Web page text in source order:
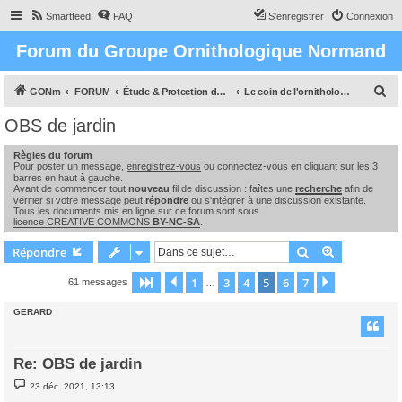
Smartfeed FAQ Connexion
S’enregistrer
Forum du Groupe Ornithologique Normand
GONm FORUM Étude & Protection des Oiseaux et de leurs milieux en Normandie Le coin de l'ornithologue : observations, études & enquêtes
OBS de jardin
Règles du forum
Pour poster un message, enregistrez-vous ou connectez-vous en cliquant sur les 3
barres en haut à gauche.
Avant de commencer tout nouveau fil de discussion : faîtes une recherche afin de
vérifier si votre message peut répondre ou s'intégrer à une discussion existante.
Tous les documents mis en ligne sur ce forum sont sous
licence CREATIVE COMMONS BY-NC-SA
Répondre Rechercher
61 messages Page sur
Précédente
1 3 4 5 6 7
GERARD
Re: OBS de jardin
M
e
23 déc. 2021, 13:13